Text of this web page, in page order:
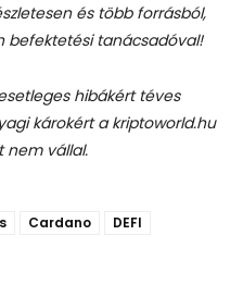
és több forrásból,
befektetési tanácsadóval!
hibákért téves
károkért a kriptoworld.hu
nem vállal.
Cardano
DEFI